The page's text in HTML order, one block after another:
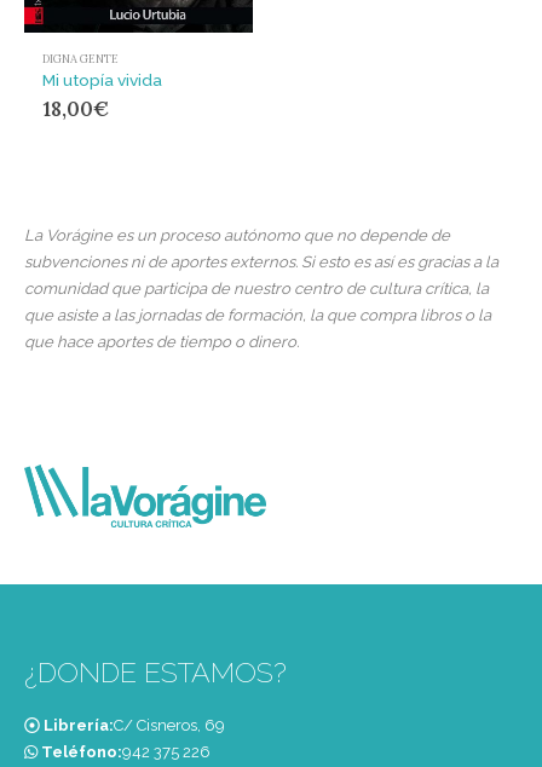
DIGNA GENTE
Mi utopía vivida
18,00€
La Vorágine es un proceso autónomo que no depende de
subvenciones ni de aportes externos. Si esto es así es gracias a la
comunidad que participa de nuestro centro de cultura crítica, la
que asiste a las jornadas de formación, la que compra libros o la
que hace aportes de tiempo o dinero.
¿DONDE ESTAMOS?
Librería:C/ Cisneros, 69
Teléfono:‭942 375 226‬